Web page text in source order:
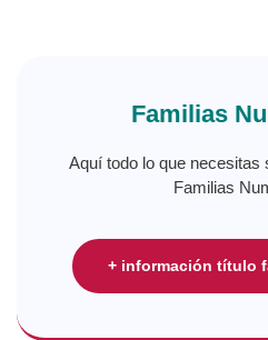
Familias
Aquí todo lo que necesitas
Familias
+ información título